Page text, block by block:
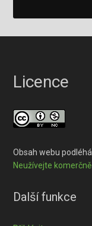
Licence
Obsah webu
Neužívejte
Další funkce